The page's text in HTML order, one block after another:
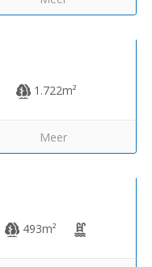
1.722m²
Meer
493m²